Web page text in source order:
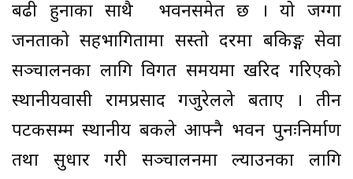
बढी हुनाका साथै भवनसमेत छ । यो जग्गा
जनताको सहभागितामा सस्तो दरमा बैंकिङ्ग सेवा
सञ्चालनका लागि विगत समयमा खरिद गरिएको
स्थानीयवासी रामप्रसाद गजुरेलले बताए । तीन
पटकसम्म स्थानीय बैंकले आफ्नै भवन पुनःनिर्माण
तथा सुधार गरी सञ्चालनमा ल्याउनका लागि